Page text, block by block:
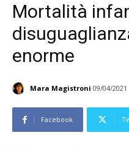
Mortalità
enorme
Mara Magistroni 09/04/2021
Facebook